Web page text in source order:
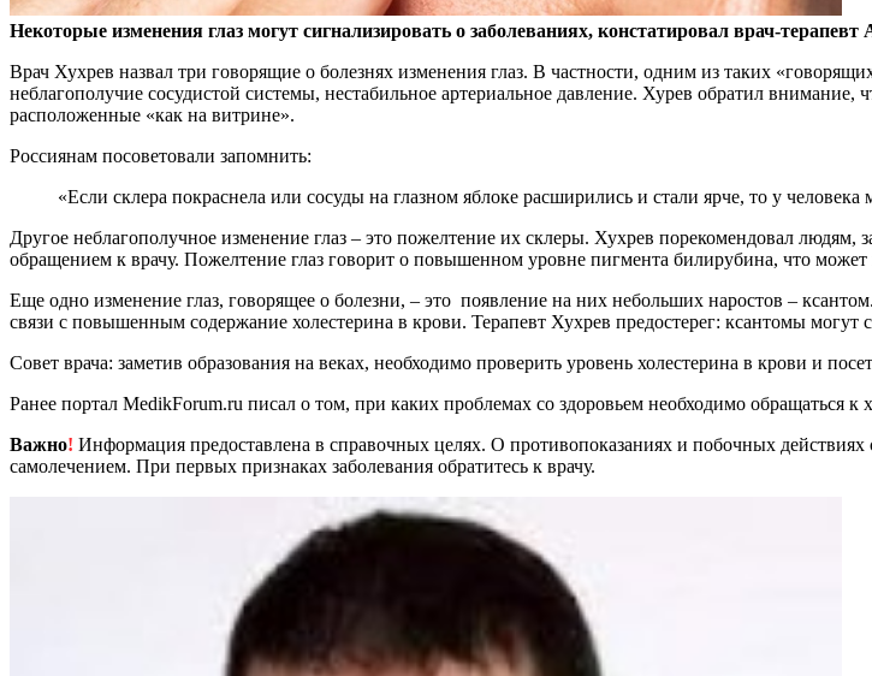
Некоторые изменения глаз могут сигнализировать о заболеваниях, констатировал врач-терапевт
Врач Хухрев назвал три говорящие о болезнях изменения глаз. В частности, одним из таких
неблагополучие сосудистой системы, нестабильное артериальное давление. Хурев обратил
расположенные «как на витрине».
Россиянам посоветовали запомнить:
«Если склера покраснела или сосуды на глазном яблоке расширились и стали ярче, то у человека
Другое неблагополучное изменение глаз – это пожелтение их склеры. Хухрев порекомендовал
обращением к врачу. Пожелтение глаз говорит о повышенном уровне пигмента билирубина, что
Еще одно изменение глаз, говорящее о болезни, – это появление на них небольших наростов –
связи с повышенным содержание холестерина в крови. Терапевт Хухрев предостерег: ксантомы могут
Совет врача: заметив образования на веках, необходимо проверить уровень холестерина в крови и
Ранее портал MedikForum.ru писал о том, при каких проблемах со здоровьем необходимо обращаться к
Важно! Информация предоставлена в справочных целях. О противопоказаниях и побочных действиях
самолечением. При первых признаках заболевания обратитесь к врачу.